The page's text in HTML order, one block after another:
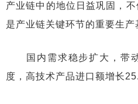
产业链中的地位日益巩固，
是产业链关键环节的重要生产
国内需求稳步扩大，带动
度，高技术产品进口额增长